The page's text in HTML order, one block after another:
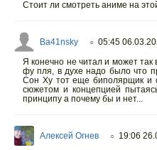
Стоит ли смотреть аниме на
Ba41nsky ○ 05:45
Я конечно не читал и может
фу пля, в духе надо было что
Сон Ху тот еще биполярщик и
сюжетом и концепцией
принципу а почему бы и нет...
Алексей Огнев ○ 19:06